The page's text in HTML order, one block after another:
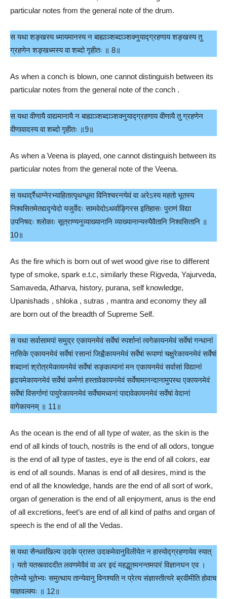
particular notes from the general note of the drum.
स यथा शङ्खस्य ध्मायमानस्य न बाह्याञ्शब्दाञ्शक्नुयाद्ग्रहणाय शङ्खस्य तु
ग्रहणेन शङ्खध्मस्य वा शब्दो गृहीतः ॥ 8॥
As when a conch is blown, one cannot distinguish between its
particular notes from the general note of the conch .
स यथा वीणायै वाद्यमानायै न बाह्याञ्शब्दाञ्शक्नुयाद्ग्रहणाय वीणायै तु ग्रहणेन
वीणावादस्य वा शब्दो गृहीतः ॥9॥
As when a Veena is played, one cannot distinguish between its
particular notes from the general note of the Veena.
स यथार्द्रैधाग्नेरभ्याहितात्पृथग्धूमा विनिश्चरन्त्येवं वा अरेऽस्य महतो भूतस्य
निश्वसितमेतद्यदृग्वेदो यजुर्वेदः सामवेदोऽथर्वाङ्गिरस इतिहासः पुराणं विद्या
उपनिषदः श्लोकाः सूत्राण्यनुव्याख्यानानि व्याख्यानान्यस्यैवैतानि निश्वसितानि ॥
10॥
As the fire which is born out of wet wood give rise to different
type of smoke, spark e.t.c, similarly these Rigveda, Yajurveda,
Samaveda, Atharva, history, purana, self knowledge,
Upanishads , shloka , sutras , mantra and economy they all
are born out of the breadth of Supreme Self.
स यथा सर्वासामपां समुद्र एकायनमेवं सर्वेषां स्पर्शानां त्वगेकायनमेवं सर्वेषां गन्धानां
नासिके एकायनमेवं सर्वेषां रसानां जिह्वैकायनमेवं सर्वेषां रूपाणां चक्षुरेकायनमेवं सर्वेषां
शब्दानां श्रोत्रमेकायनमेवं सर्वेषां सङ्कल्पानां मन एकायनमेवं सर्वासां विद्यानां
हृदयमेकायनमेवं सर्वेषां कर्मणां हस्तावेकायनमेवं सर्वेषामानन्दानामुपस्थ एकायनमेवं
सर्वेषां विसर्गाणां पायुरेकायनमेवं सर्वेषामध्वनां पादावेकायनमेवं सर्वेषां वेदानां
वागेकायनम् ॥ 11॥
As the ocean is the end of all type of water, as the skin is the
end of all kinds of touch, nostrils is the end of all odors, tongue
is the end of all type of tastes, eye is the end of all colors, ear
is end of all sounds. Manas is end of all desires, mind is the
end of all the knowledge, hands are the end of all sort of work,
organ of generation is the end of all enjoyment, anus is the end
of all excretions, feet’s are end of all kind of paths and organ of
speech is the end of all the Vedas.
स यथा सैन्धवखिल्य उदके प्रास्त उदकमेवानुविलीयेत न हास्योद्ग्रहणायेव स्यात्
। यतो यतस्त्वाददीत लवणमेवैवं वा अर इदं महद्भूतमनन्तमपारं विज्ञानघन एव ।
एतेभ्यो भूतेभ्यः समुत्थाय तान्येवानु विनश्यति न प्रेत्य संज्ञास्तीत्यरे ब्रवीमीति होवाच
याज्ञवल्क्यः ॥ 12॥